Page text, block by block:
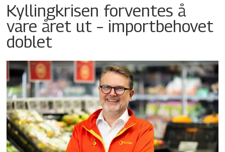
Kyllingkrisen forventes å
vare året ut – importbehovet
doblet